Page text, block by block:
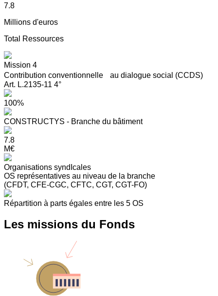
7.8
Millions d'euros
Total Ressources
Mission 4
Contribution conventionnelle au dialogue social (CCDS)
Art. L.2135-11 4°
100%
CONSTRUCTYS - Branche du bâtiment
7.8
M€
Organisations syndIcales
OS représentatives au niveau de la branche
(CFDT, CFE-CGC, CFTC, CGT, CGT-FO)
Répartition à parts égales entre les 5 OS
Les missions du Fonds